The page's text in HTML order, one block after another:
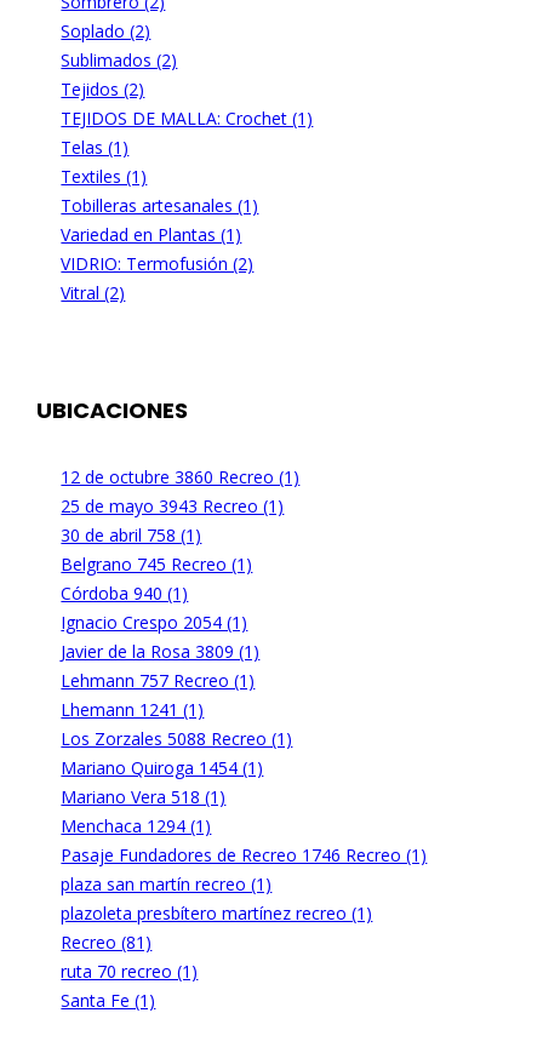
Soplado (2)
Sublimados (2)
Tejidos (2)
TEJIDOS DE MALLA: Crochet (1)
Telas (1)
Textiles (1)
Tobilleras artesanales (1)
Variedad en Plantas (1)
VIDRIO: Termofusión (2)
Vitral (2)
UBICACIONES
12 de octubre 3860 Recreo (1)
25 de mayo 3943 Recreo (1)
30 de abril 758 (1)
Belgrano 745 Recreo (1)
Córdoba 940 (1)
Ignacio Crespo 2054 (1)
Javier de la Rosa 3809 (1)
Lehmann 757 Recreo (1)
Lhemann 1241 (1)
Los Zorzales 5088 Recreo (1)
Mariano Quiroga 1454 (1)
Mariano Vera 518 (1)
Menchaca 1294 (1)
Pasaje Fundadores de Recreo 1746 Recreo (1)
plaza san martín recreo (1)
plazoleta presbítero martínez recreo (1)
Recreo (81)
ruta 70 recreo (1)
Santa Fe (1)